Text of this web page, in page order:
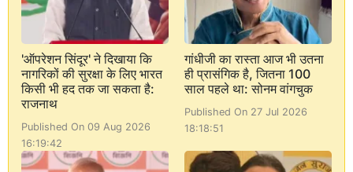
'ऑपरेशन सिंदूर' ने दिखाया कि
नागरिकों की सुरक्षा के लिए भारत
किसी भी हद तक जा सकता है:
राजनाथ
Published On 09 Aug 2026
16:19:42
गांधीजी का रास्ता आज भी उतना
ही प्रासंगिक है, जितना 100
साल पहले था: सोनम वांगचुक
Published On 27 Jul 2026
18:18:51